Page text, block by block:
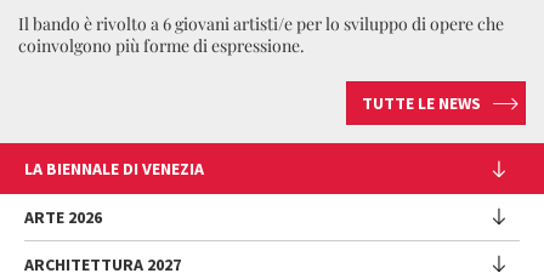
Il bando è rivolto a 6 giovani artisti/e per lo sviluppo di opere che
coinvolgono più forme di espressione.
TUTTE LE NEWS
LA BIENNALE DI VENEZIA
L'Istituzione
Cariche istituzionali
ARTE 2026
Esposizione
ARCHITETTURA 2027